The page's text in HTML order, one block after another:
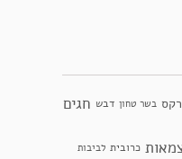
בשר טחון דבש חגים
כרובית לביבות